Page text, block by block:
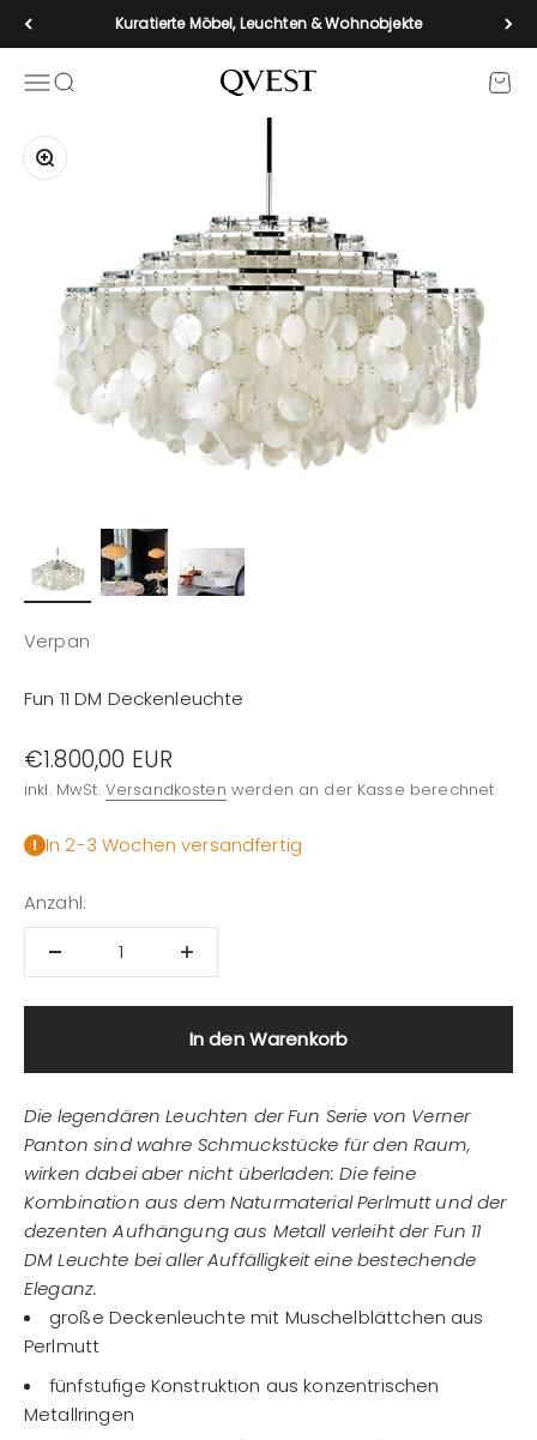
Zum Inhalt springenKuratierte Möbel, Leuchten & Wohnobjekte
Navigationsmenü öffnen
Suche öffnen qvest-de
Bild vergrößern
Verpan
Fun 11 DM Deckenleuchte
Angebot
€1.800,00 EUR
inkl. MwSt. Versandkosten werden an der Kasse berechnet
In 2-3 Wochen versandfertig
Anzahl:
In den Warenkorb
Die legendären Leuchten der Fun Serie von Verner
Panton sind wahre Schmuckstücke für den Raum,
wirken dabei aber nicht überladen: Die feine
Kombination aus dem Naturmaterial Perlmutt und der
dezenten Aufhängung aus Metall verleiht der Fun 11
DM Leuchte bei aller Auffälligkeit eine bestechende
Eleganz.
große Deckenleuchte mit Muschelblättchen aus
Perlmutt
fünfstufige Konstruktion aus konzentrischen
Metallringen